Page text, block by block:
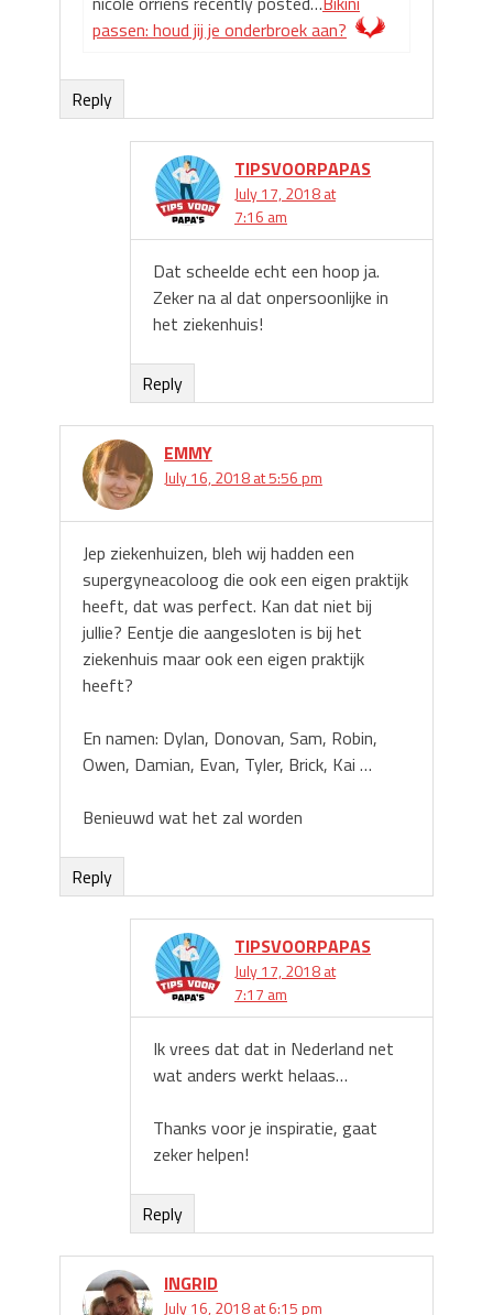
passen: houd jij je onderbroek aan?
Reply
TIPSVOORPAPAS
July 17, 2018 at
7:16 am
Dat scheelde echt een hoop ja.
Zeker na al dat onpersoonlijke in
het ziekenhuis!
Reply
EMMY
July 16, 2018 at 5:56 pm
Jep ziekenhuizen, bleh wij hadden een
supergyneacoloog die ook een eigen praktijk
heeft, dat was perfect. Kan dat niet bij
jullie? Eentje die aangesloten is bij het
ziekenhuis maar ook een eigen praktijk
heeft?
En namen: Dylan, Donovan, Sam, Robin,
Owen, Damian, Evan, Tyler, Brick, Kai …
Benieuwd wat het zal worden
Reply
TIPSVOORPAPAS
July 17, 2018 at
7:17 am
Ik vrees dat dat in Nederland net
wat anders werkt helaas…
Thanks voor je inspiratie, gaat
zeker helpen!
Reply
INGRID
July 16, 2018 at 6:15 pm